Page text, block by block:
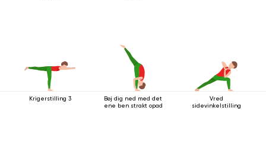
Krigerstilling 3
Bøj dig ned med det
ene ben strakt opad
Vred
sidevinkelstilling